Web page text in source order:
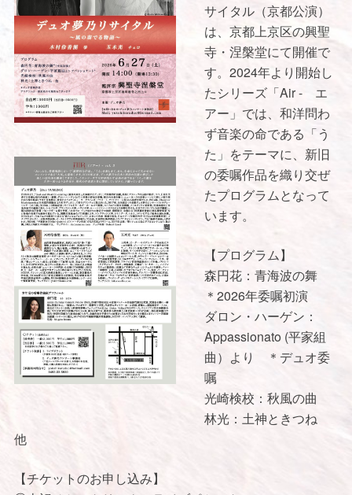
サイタル（京都公演）
は、京都上京区の興聖
寺・涅槃堂にて開催で
す。2024年より開始し
たシリーズ「Air - エ
アー」では、和洋問わ
ず音楽の命である「う
た」をテーマに、新旧
の委嘱作品を織り交ぜ
たプログラムとなって
います。
【プログラム】
森円花：青海波の舞
＊2026年委嘱初演
ダロン・ハーゲン：
Appassionato (平家組
曲）より ＊デュオ委
嘱
光崎検校：秋風の曲
林光：土神ときつね
他
【チケットのお申し込み】